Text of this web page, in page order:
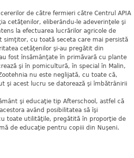
de către fermieri către Centrul APIA
cetăţenilor, eliberându-le adeverinţele şi
la efectuarea lucrărilor agricole de
simţitor, cu toată seceta care mai persistă
cetăţenilor şi-au pregătit din
fost însămânţate în primăvară cu plante
şi în pomicultură, în special în Malin,
nu este neglijată, cu toate că,
şi acest lucru se datorează şi îmbătrânirii
şi educaţie tip Afterschool, astfel că
având posibilitatea să îşi
toate utilităţile, pregătită în proporţie de
de educaţie pentru copiii din Nuşeni.